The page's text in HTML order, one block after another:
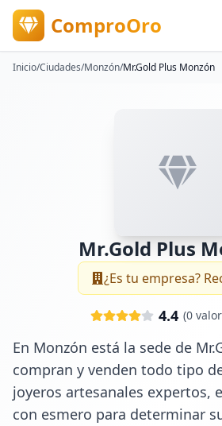
ComproOro
Inicio/Ciudades/Monzón/Mr.Gold Plus Monzón
Mr.Gold Plus
¿Es tu empresa?
4.4 (0
En Monzón está la sede de
compran y venden todo tipo
joyeros artesanales expertos,
con esmero para determinar